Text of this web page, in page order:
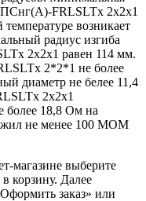
FRLSLTx 2х2х1
возникает
радиус изгиба
2х2х1 равен 114 мм.
2*2*1 не более
диаметр не белее 11,4
2х2х1
более 18,8 Ом на
жил не менее 100 МОМ
магазине выберите
корзину. Далее
заказ» или